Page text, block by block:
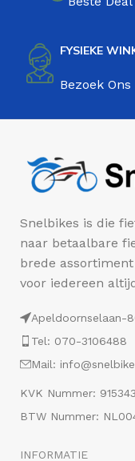
FYSIEKE
Bezoek Ons
Snelbikes is die
naar betaalbare
brede
voor iedereen
Apeldoornselaan-
Tel: 070-3106488
Mail:
KVK Nummer:
BTW Nummer:
INFORMATIE